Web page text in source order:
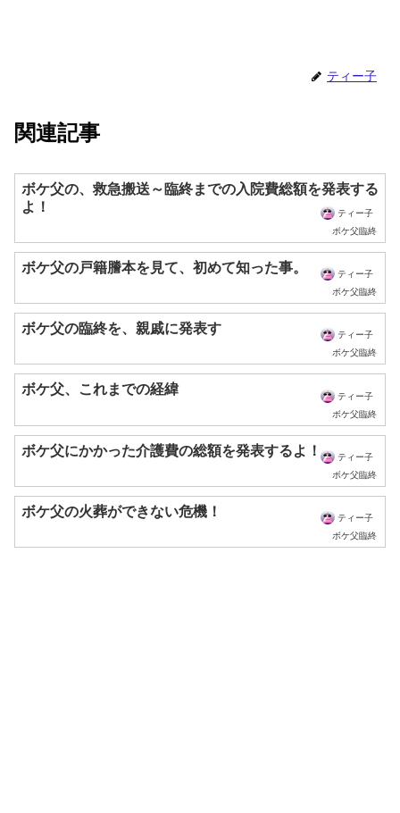
ティー子
関連記事
ボケ父の、救急搬送～臨終までの入院費総額を発表する
よ！
ティー子
ボケ父臨終
ボケ父の戸籍謄本を見て、初めて知った事。
ティー子
ボケ父臨終
ボケ父の臨終を、親戚に発表す
ティー子
ボケ父臨終
ボケ父、これまでの経緯
ティー子
ボケ父臨終
ボケ父にかかった介護費の総額を発表するよ！
ティー子
ボケ父臨終
ボケ父の火葬ができない危機！
ティー子
ボケ父臨終